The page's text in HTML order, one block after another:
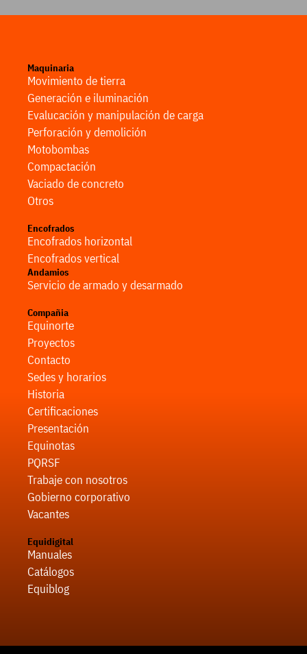
Maquinaria
Movimiento de tierra
Generación e iluminación
Evalucación y manipulación de carga
Perforación y demolición
Motobombas
Compactación
Vaciado de concreto
Otros
Encofrados
Encofrados horizontal
Encofrados vertical
Andamios
Servicio de armado y desarmado
Compañia
Equinorte
Proyectos
Contacto
Sedes y horarios
Historia
Certificaciones
Presentación
Equinotas
PQRSF
Trabaje con nosotros
Gobierno corporativo
Vacantes
Equidigital
Manuales
Catálogos
Equiblog